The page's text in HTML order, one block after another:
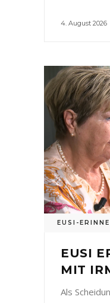
4. August 2026
EUSI-
EUSI
MIT
Als